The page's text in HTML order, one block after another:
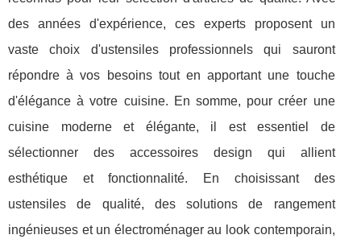
des années d'expérience, ces experts proposent un
vaste choix d'ustensiles professionnels qui sauront
répondre à vos besoins tout en apportant une touche
d'élégance à votre cuisine. En somme, pour créer une
cuisine moderne et élégante, il est essentiel de
sélectionner des accessoires design qui allient
esthétique et fonctionnalité. En choisissant des
ustensiles de qualité, des solutions de rangement
ingénieuses et un électroménager au look contemporain,